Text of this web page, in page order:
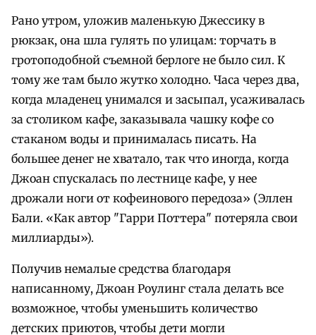
Рано утром, уложив маленькую Джессику в
рюкзак, она шла гулять по улицам: торчать в
гротоподобной съемной берлоге не было сил. К
тому же там было жутко холодно. Часа через два,
когда младенец унимался и засыпал, усаживалась
за столиком кафе, заказывала чашку кофе со
стаканом воды и принималась писать. На
большее денег не хватало, так что иногда, когда
Джоан спускалась по лестнице кафе, у нее
дрожали ноги от кофеинового передоза» (Эллен
Бали. «Как автор "Гарри Поттера" потеряла свои
миллиарды»).
Получив немалые средства благодаря
написанному, Джоан Роулинг стала делать все
возможное, чтобы уменьшить количество
детских приютов, чтобы дети могли